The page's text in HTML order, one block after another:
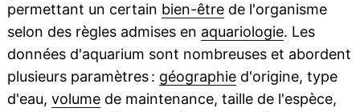
permettant un certain bien-êtrede l'organisme
selon des règles admises en aquariologie. Les
données d'aquarium sont nombreuses et abordent
plusieurs paramètres : géographied'origine, type
d'eau, volumede maintenance, taille de l'espèce,